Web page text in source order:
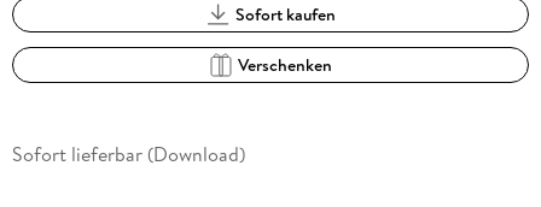
Sofort kaufen
Verschenken
Sofort lieferbar (Download)